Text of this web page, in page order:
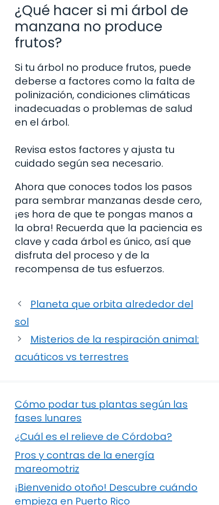
¿Qué hacer si mi árbol de
manzana no produce
frutos?
Si tu árbol no produce frutos, puede
deberse a factores como la falta de
polinización, condiciones climáticas
inadecuadas o problemas de salud
en el árbol.
Revisa estos factores y ajusta tu
cuidado según sea necesario.
Ahora que conoces todos los pasos
para sembrar manzanas desde cero,
¡es hora de que te pongas manos a
la obra! Recuerda que la paciencia es
clave y cada árbol es único, así que
disfruta del proceso y de la
recompensa de tus esfuerzos.
Planeta que orbita alrededor del
sol
Misterios de la respiración animal:
acuáticos vs terrestres
Cómo podar tus plantas según las
fases lunares
¿Cuál es el relieve de Córdoba?
Pros y contras de la energía
mareomotriz
¡Bienvenido otoño! Descubre cuándo
empieza en Puerto Rico